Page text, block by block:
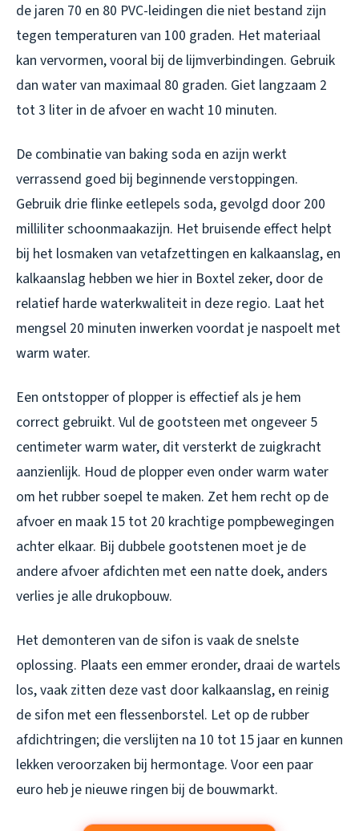
de jaren 70 en 80 PVC-leidingen die niet bestand zijn
tegen temperaturen van 100 graden. Het materiaal
kan vervormen, vooral bij de lijmverbindingen. Gebruik
dan water van maximaal 80 graden. Giet langzaam 2
tot 3 liter in de afvoer en wacht 10 minuten.
De combinatie van baking soda en azijn werkt
verrassend goed bij beginnende verstoppingen.
Gebruik drie flinke eetlepels soda, gevolgd door 200
milliliter schoonmaakazijn. Het bruisende effect helpt
bij het losmaken van vetafzettingen en kalkaanslag, en
kalkaanslag hebben we hier in Boxtel zeker, door de
relatief harde waterkwaliteit in deze regio. Laat het
mengsel 20 minuten inwerken voordat je naspoelt met
warm water.
Een ontstopper of plopper is effectief als je hem
correct gebruikt. Vul de gootsteen met ongeveer 5
centimeter warm water, dit versterkt de zuigkracht
aanzienlijk. Houd de plopper even onder warm water
om het rubber soepel te maken. Zet hem recht op de
afvoer en maak 15 tot 20 krachtige pompbewegingen
achter elkaar. Bij dubbele gootstenen moet je de
andere afvoer afdichten met een natte doek, anders
verlies je alle drukopbouw.
Het demonteren van de sifon is vaak de snelste
oplossing. Plaats een emmer eronder, draai de wartels
los, vaak zitten deze vast door kalkaanslag, en reinig
de sifon met een flessenborstel. Let op de rubber
afdichtringen; die verslijten na 10 tot 15 jaar en kunnen
lekken veroorzaken bij hermontage. Voor een paar
euro heb je nieuwe ringen bij de bouwmarkt.